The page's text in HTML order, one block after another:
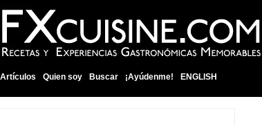
Artículos Quien soy Buscar ¡Ayúdenme! ENGLISH